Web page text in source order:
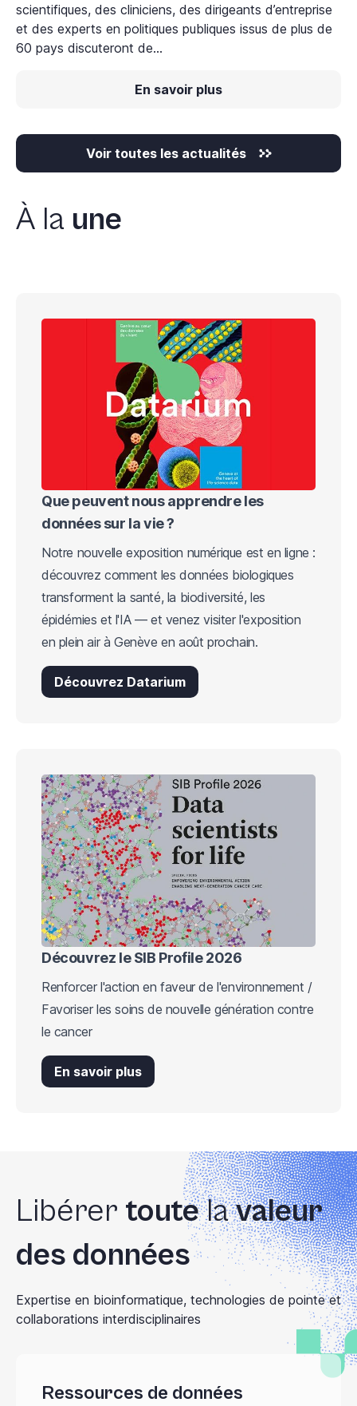
des cliniciens, des dirigeants d’entreprise
des experts en politiques publiques issus de plus de
pays discuteront de...
En savoir plus
Voir toutes les actualités
À la une
Que peuvent nous apprendre les
données sur la vie ?
Notre nouvelle exposition numérique est en ligne :
découvrez comment les données biologiques
transforment la santé, la biodiversité, les
épidémies et l'IA — et venez visiter l'exposition
en plein air à Genève en août prochain.
Découvrez Datarium
Découvrez le SIB Profile 2026
Renforcer l'action en faveur de l'environnement /
Favoriser les soins de nouvelle génération contre
le cancer
En savoir plus
Libérer toutelavaleur
des données
Expertise en bioinformatique, technologies de pointe et
collaborations interdisciplinaires
Ressources de données